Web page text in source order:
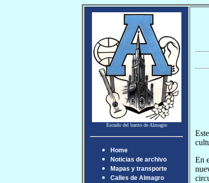
Escudo del barrio de Almagro
Home
Noticias de archivo
Mapas y transporte
Calles de Almagro
En